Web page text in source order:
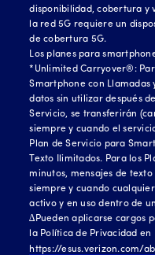
disponibilidad, cobertura y
la red 5G requiere un
de cobertura 5G.
Los planes para
*Unlimited Carryover®:
Smartphone con Llamadas
datos sin utilizar después
Servicio, se transferirán
siempre y cuando el
Plan de Servicio para
Texto Ilimitados. Para los
minutos, mensajes de
siempre y cuando
activo y en uso dentro de
∆Pueden aplicarse cargos
la Política de Privacidad en
https://esus.verizon.com/